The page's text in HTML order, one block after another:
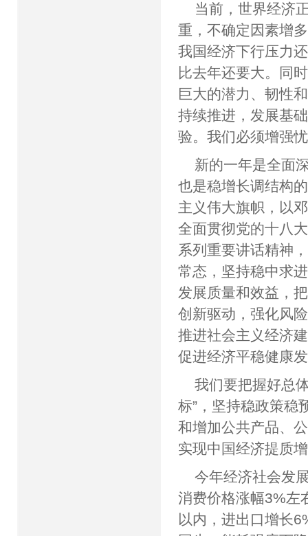
当前，世界经济
重，不确定因素增
我国经济下行压力
比去年还要大。同
巨大的潜力、韧性
持续推进，发展基
验。我们必须增强
新的一年是全面
也是稳增长调结构
主义伟大旗帜，以
全面贯彻党的十八
系列重要讲话精神
常态，坚持稳中求
发展质量和效益，
创新驱动，强化风
推进社会主义经济
促进经济平稳健康
我们要把握好总
标”，坚持稳政策稳
和增加公共产品、
实现中国经济提质
今年经济社会发
消费价格涨幅3%左
以内，进出口增长